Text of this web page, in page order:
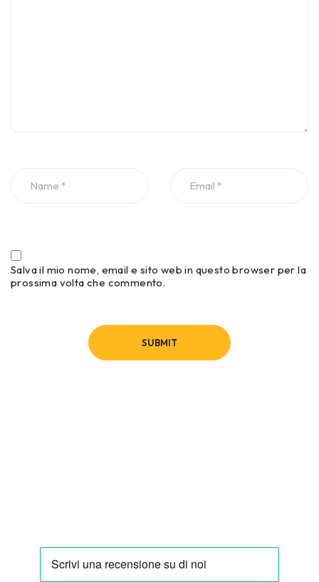
Salva il mio nome, email e sito web in questo browser per la
prossima volta che commento.